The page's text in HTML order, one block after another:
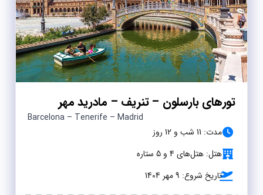
تورهای بارسلون – تنریف – مادرید مهر
Barcelona – Tenerife – Madrid
مدت: 11 شب و 12 روز
هتل: هتل‌های 4 و 5 ستاره
تاریخ شروع: 9 مهر 1404